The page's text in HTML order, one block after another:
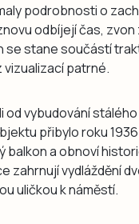
podrobnosti o
odbíjejí čas, zvon
se stane součástí
vizualizací patrné.
od vybudování
přibylo roku
balkon a obnoví
zahrnují vydláždění
uličkou k náměstí.